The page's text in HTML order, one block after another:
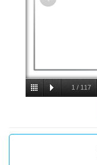
1 / 117